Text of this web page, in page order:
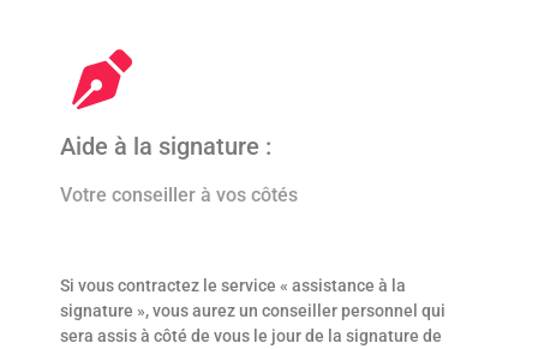
Aide à la signature :
Votre conseiller à vos côtés
Si vous contractez le service « assistance à la
signature », vous aurez un conseiller personnel qui
sera assis à côté de vous le jour de la signature de